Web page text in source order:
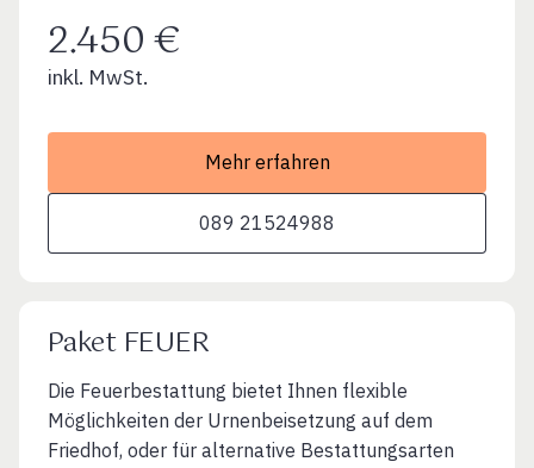
2.450 €
inkl. MwSt.
Mehr erfahren
089 21524988
Paket FEUER
Die Feuerbestattung bietet Ihnen flexible
Möglichkeiten der Urnenbeisetzung auf dem
Friedhof, oder für alternative Bestattungsarten